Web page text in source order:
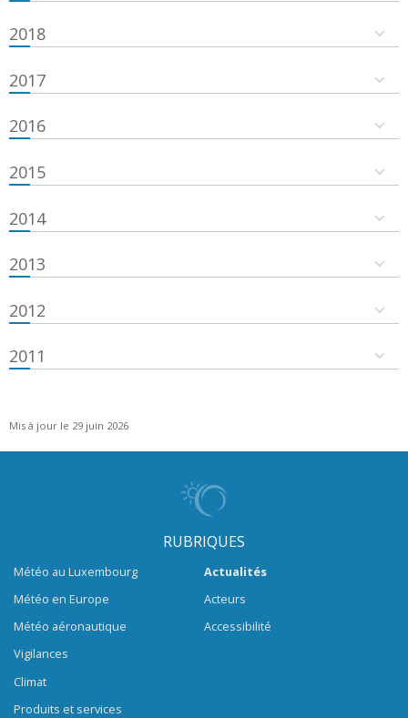
2018
2017
2016
2015
2014
2013
2012
2011
Mis à jour le 29 juin 2026
RUBRIQUES
Météo au Luxembourg
Météo en Europe
Météo aéronautique
Vigilances
Climat
Produits et services
Actualités
Acteurs
Accessibilité